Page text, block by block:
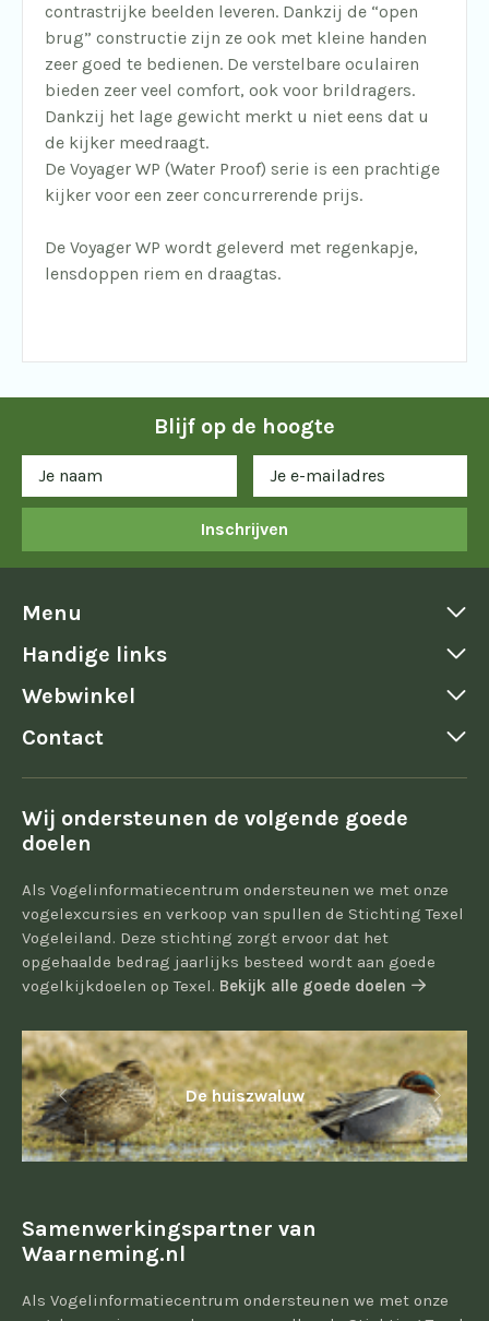
contrastrijke beelden leveren. Dankzij de “open
brug” constructie zijn ze ook met kleine handen
zeer goed te bedienen. De verstelbare oculairen
bieden zeer veel comfort, ook voor brildragers.
Dankzij het lage gewicht merkt u niet eens dat u
de kijker meedraagt.
De Voyager WP (Water Proof) serie is een prachtige
kijker voor een zeer concurrerende prijs.
De Voyager WP wordt geleverd met regenkapje,
lensdoppen riem en draagtas.
Blijf op de hoogte
Inschrijven
Menu
Handige links
Webwinkel
Contact
Wij ondersteunen de volgende goede
doelen
Als Vogelinformatiecentrum ondersteunen we met onze
vogelexcursies en verkoop van spullen de Stichting Texel
Vogeleiland. Deze stichting zorgt ervoor dat het
opgehaalde bedrag jaarlijks besteed wordt aan goede
vogelkijkdoelen op Texel. Bekijk alle goede doelen
De huiszwaluw
Samenwerkingspartner van
Waarneming.nl
Als Vogelinformatiecentrum ondersteunen we met onze